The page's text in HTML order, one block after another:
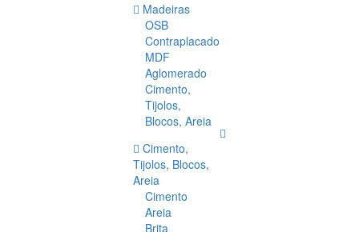
Madeiras
OSB
Contraplacado
MDF
Aglomerado
Cimento,
Tijolos,
Blocos, Areia
Cimento,
Tijolos, Blocos,
Areia
Cimento
Areia
Brita